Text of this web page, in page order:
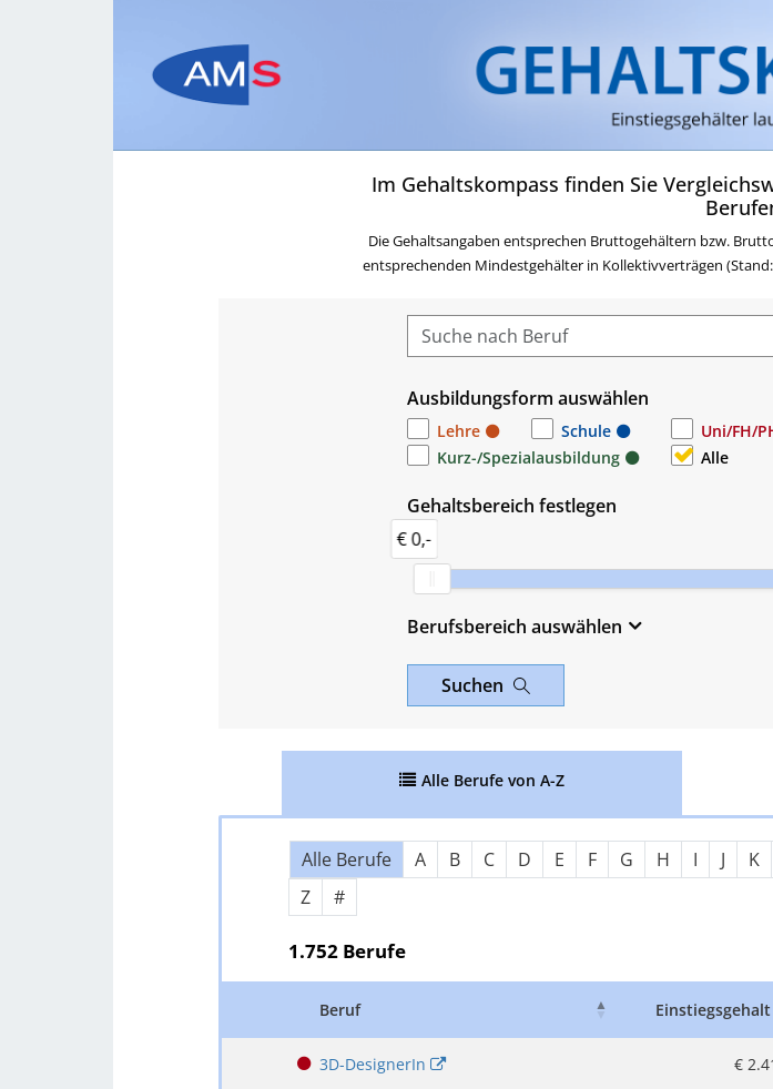
Im Gehaltskompass finden Sie
Die Gehaltsangaben entsprechen Bruttogehältern bzw.
entsprechenden Mindestgehälter in Kollektivverträgen
Ausbildungsform auswählen
Lehre Schule Uni/FH/
Kurz-/Spezialausbildung
Alle
Gehaltsbereich festlegen
€ 0,-
Berufsbereich auswählen
Suchen
Alle Berufe von A-Z
Über Buchstaben springen
Alle Berufe A B C D E F G H I J K
Z
#
1.752 Berufe
Beruf
3D-DesignerIn €